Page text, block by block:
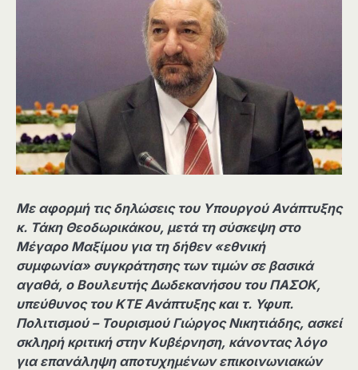
Με αφορμή τις δηλώσεις του Υπουργού Ανάπτυξης
κ. Τάκη Θεοδωρικάκου, μετά τη σύσκεψη στο
Μέγαρο Μαξίμου για τη δήθεν «εθνική
συμφωνία» συγκράτησης των τιμών σε βασικά
αγαθά, ο Βουλευτής Δωδεκανήσου του ΠΑΣΟΚ,
υπεύθυνος του ΚΤΕ Ανάπτυξης και τ. Υφυπ.
Πολιτισμού – Τουρισμού Γιώργος Νικητιάδης, ασκεί
σκληρή κριτική στην Κυβέρνηση, κάνοντας λόγο
για επανάληψη αποτυχημένων επικοινωνιακών